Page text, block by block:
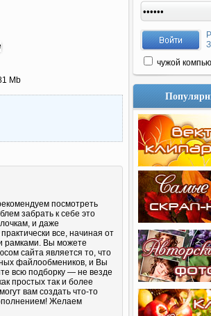
Mb
посмотреть
забрать к себе это
и даже
все, начиная от
рамками. Вы можете
сайта является то, что
файлообмеников, и Вы
всю подборку — не везде
простых так и более
вам создать что-то
Желаем
чужой